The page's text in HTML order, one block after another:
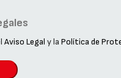
Aviso Legal y laPolítica de